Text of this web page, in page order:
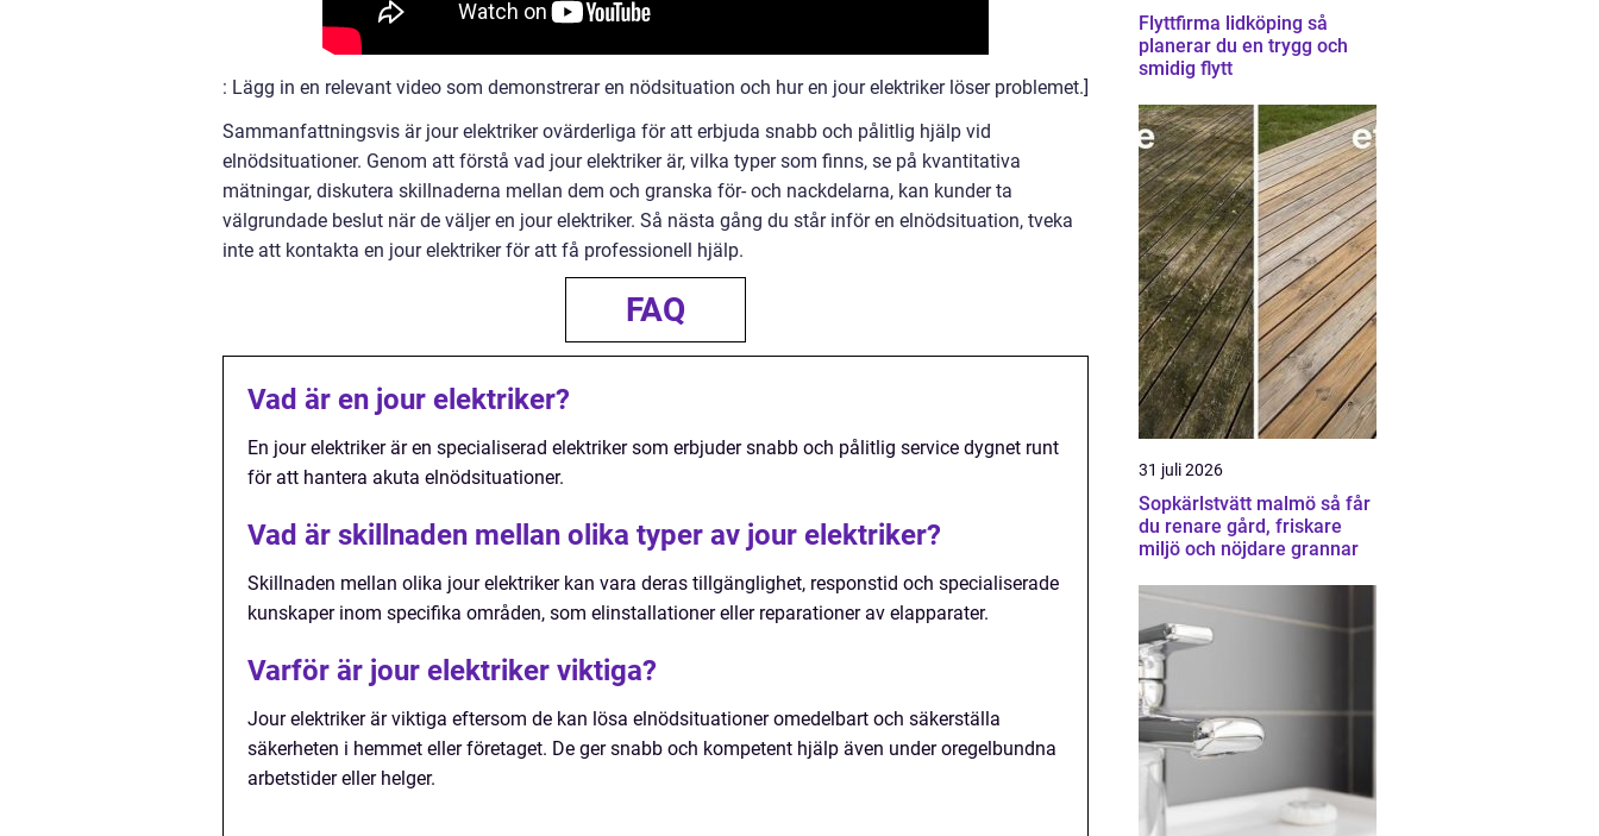
: Lägg in en relevant video som demonstrerar en nödsituation och hur en jour elektriker löser problemet.]
Sammanfattningsvis är jour elektriker ovärderliga för att erbjuda snabb och pålitlig hjälp vid
elnödsituationer. Genom att förstå vad jour elektriker är, vilka typer som finns, se på kvantitativa
mätningar, diskutera skillnaderna mellan dem och granska för- och nackdelarna, kan kunder ta
välgrundade beslut när de väljer en jour elektriker. Så nästa gång du står inför en elnödsituation, tveka
inte att kontakta en jour elektriker för att få professionell hjälp.
FAQ
Vad är en jour elektriker?
En jour elektriker är en specialiserad elektriker som erbjuder snabb och pålitlig service dygnet runt
för att hantera akuta elnödsituationer.
Vad är skillnaden mellan olika typer av jour elektriker?
Skillnaden mellan olika jour elektriker kan vara deras tillgänglighet, responstid och specialiserade
kunskaper inom specifika områden, som elinstallationer eller reparationer av elapparater.
Varför är jour elektriker viktiga?
Jour elektriker är viktiga eftersom de kan lösa elnödsituationer omedelbart och säkerställa
säkerheten i hemmet eller företaget. De ger snabb och kompetent hjälp även under oregelbundna
arbetstider eller helger.
Flyttfirma lidköping så
planerar du en trygg och
smidig flytt
31 juli 2026
Sopkärlstvätt malmö så får
du renare gård, friskare
miljö och nöjdare grannar